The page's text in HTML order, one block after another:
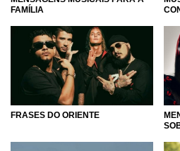
pessoa que seja especial para
coração, aumente o volume e
música pode te
FAMÍLIA
FRASES DO ORIENTE